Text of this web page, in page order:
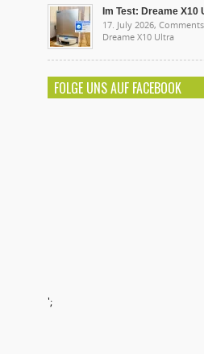
Im Test: Dreame X10
17. July 2026,
Dreame X10 Ultra
FOLGE UNS AUF FACEBOOK
';